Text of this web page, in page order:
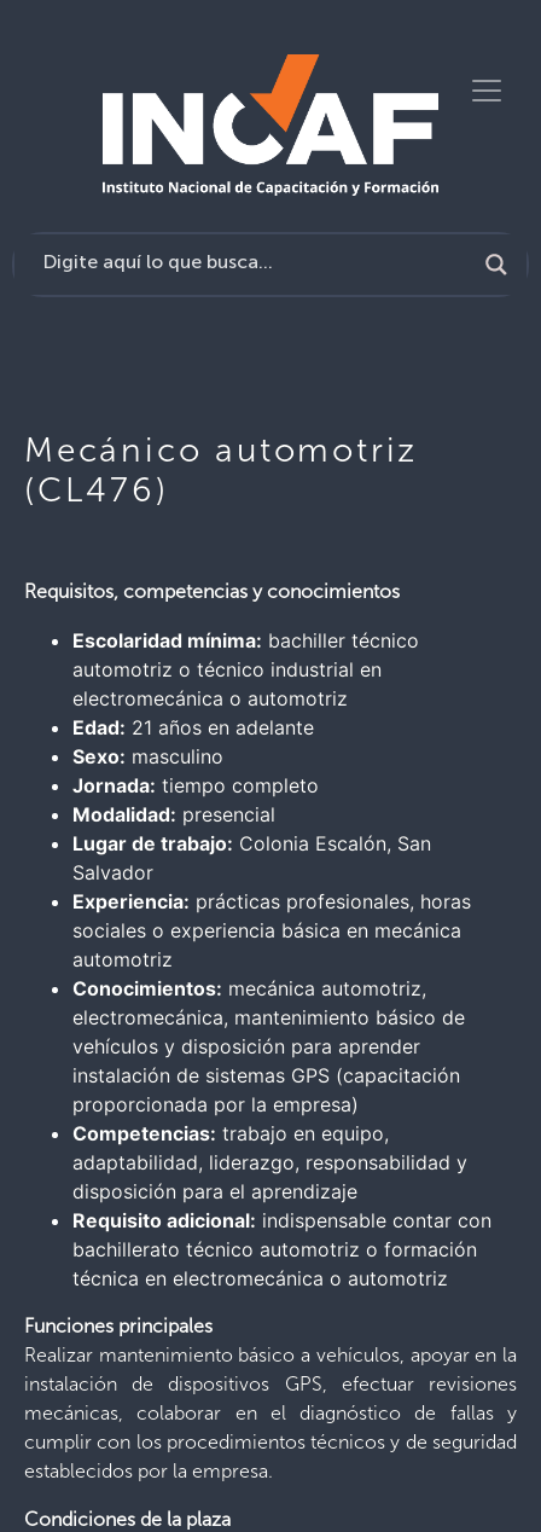
Mecánico automotriz
(CL476)
Requisitos, competencias y conocimientos
Escolaridad mínima: bachiller técnico
automotriz o técnico industrial en
electromecánica o automotriz
Edad: 21 años en adelante
Sexo: masculino
Jornada: tiempo completo
Modalidad: presencial
Lugar de trabajo: Colonia Escalón, San
Salvador
Experiencia: prácticas profesionales, horas
sociales o experiencia básica en mecánica
automotriz
Conocimientos: mecánica automotriz,
electromecánica, mantenimiento básico de
vehículos y disposición para aprender
instalación de sistemas GPS (capacitación
proporcionada por la empresa)
Competencias: trabajo en equipo,
adaptabilidad, liderazgo, responsabilidad y
disposición para el aprendizaje
Requisito adicional: indispensable contar con
bachillerato técnico automotriz o formación
técnica en electromecánica o automotriz
Funciones principales
Realizar mantenimiento básico a vehículos, apoyar en la
instalación de dispositivos GPS, efectuar revisiones
mecánicas, colaborar en el diagnóstico de fallas y
cumplir con los procedimientos técnicos y de seguridad
establecidos por la empresa.
Condiciones de la plaza